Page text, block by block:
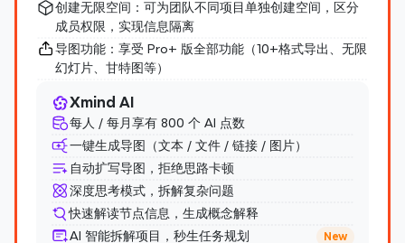
创建无限空间：可为团队不同项目单独创建空间，区分
成员权限，实现信息隔离
导图功能：享受 Pro+ 版全部功能（10+格式导出、无限
幻灯片、甘特图等）
Xmind AI
每人 / 每月享有 800 个 AI 点数
深度思考模式，拆解复杂问题
自动扩写导图，拒绝思路卡顿
一键生成导图（文本 / 文件 / 链接 / 图片）
快速解读节点信息，生成概念解释
AI 智能拆解项目，秒生任务规划
New